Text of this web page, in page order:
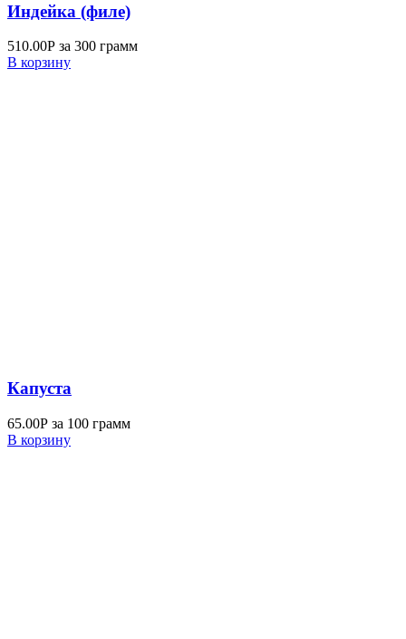
Индейка (филе)
510.00Р за 300 грамм
В корзину
Капуста
65.00Р за 100 грамм
В корзину